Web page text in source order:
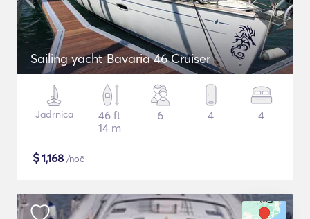
Sailing yacht Bavaria 46 Cruiser
Jadrnica
46 ft
14 m
6 4 4
$1,168 /noč